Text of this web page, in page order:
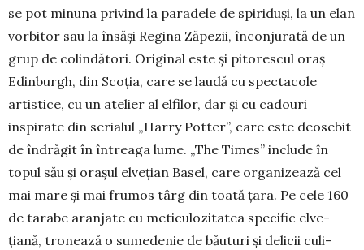
se pot mi­nuna pri­vind la para­dele de spiriduși, la un elan
vorbitor sau la însăși Regina Zăpe­zii, încon­jurată de un
grup de colindători. Ori­gi­nal este și pito­res­cul oraș
Edin­burgh, din Scoția, care se laudă cu spec­tacole
artistice, cu un atelier al elfilor, dar și cu cadouri
inspirate din serialul „Harry Pot­ter”, care este deo­se­bit
de îndrăgit în în­treaga lume. „The Times” in­clude în
topul său și orașul elve­țian Basel, care organizează cel
mai mare și mai frumos târg din toată țara. Pe cele 160
de tarabe aranjate cu meticulozitatea specific elve­
țiană, tro­­nează o sumedenie de băuturi și delicii culi­